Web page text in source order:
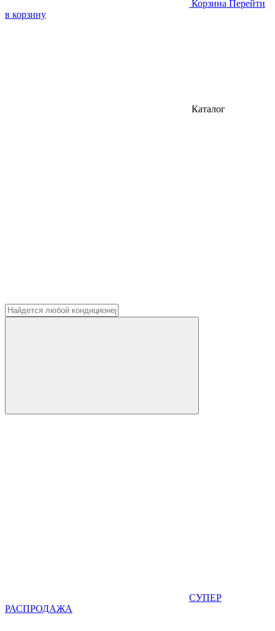
Корзина Перейти
в корзину
Каталог
СУПЕР
РАСПРОДАЖА